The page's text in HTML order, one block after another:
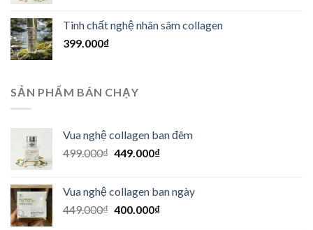
499.000₫.là:
Tinh chất nghệ nhân sâm collagen
399.000₫
SẢN PHẨM BÁN CHẠY
Vua nghệ collagen ban đêm
499.000₫ Giá
499.000₫.
449.000₫Giá
là:
449.000₫.
Vua nghệ collagen ban ngày
449.000₫ Giá
400.000₫Giá